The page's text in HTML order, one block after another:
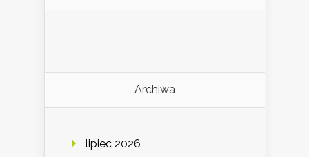
Archiwa
lipiec 2026